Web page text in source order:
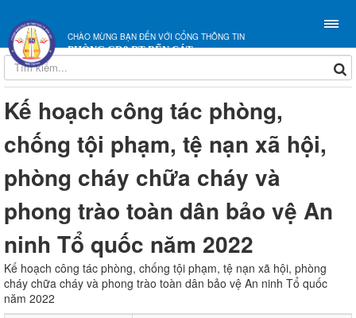
CHÀO MỪNG BẠN ĐẾN VỚI CỔNG THÔNG TIN
PHÒNG GD&ĐT BẾN CÁT
Kế hoạch công tác phòng,
chống tội phạm, tệ nạn xã hội,
phòng cháy chữa cháy và
phong trào toàn dân bảo vệ An
ninh Tổ quốc năm 2022
Kế hoạch công tác phòng, chống tội phạm, tệ nạn xã hội, phòng
cháy chữa cháy và phong trào toàn dân bảo vệ An ninh Tổ quốc
năm 2022